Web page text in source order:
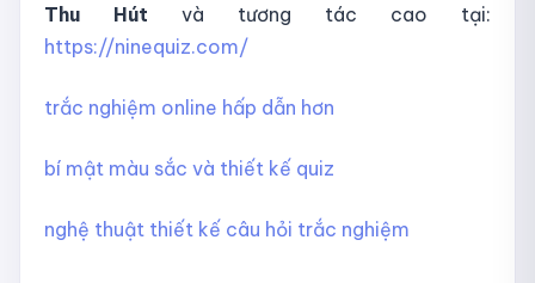
Thu Hút và tương tác cao tại:
https://ninequiz.com/
trắc nghiệm online hấp dẫn hơn
bí mật màu sắc và thiết kế quiz
nghệ thuật thiết kế câu hỏi trắc nghiệm